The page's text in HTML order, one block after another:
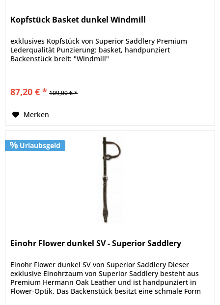
Kopfstück Basket dunkel Windmill
exklusives Kopfstück von Superior Saddlery Premium
Lederqualität Punzierung: basket, handpunziert
Backenstück breit: "Windmill"
87,20 € * 109,00 € *
Merken
Urlaubsgeld
Einohr Flower dunkel SV - Superior Saddlery
Einohr Flower dunkel SV von Superior Saddlery Dieser
exklusive Einohrzaum von Superior Saddlery besteht aus
Premium Hermann Oak Leather und ist handpunziert in
Flower-Optik. Das Backenstück besitzt eine schmale Form